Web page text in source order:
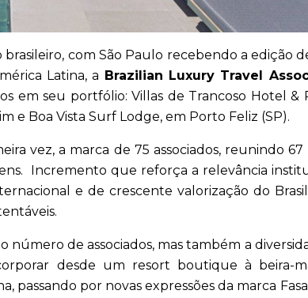
com São Paulo recebendo a edição
Latina, a Brazilian Luxury Travel
em seu portfólio: Villas de Trancoso Hotel &
e Boa Vista Surf Lodge, em Porto Feliz (SP).
vez, a marca de 75 associados, reunindo 67
Incremento que reforça a relevância
e de crescente valorização do
número de associados, mas também a
desde um resort boutique à beira-
passando por novas expressões da marca